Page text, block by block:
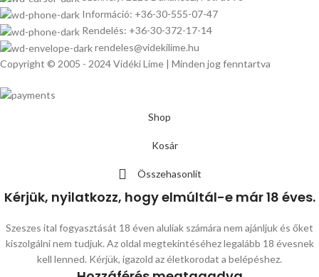
Információ: +36-30-555-07-47
Rendelés: +36-30-372-17-14
rendeles@videkilime.hu
Copyright © 2005 - 2024 Vidéki Lime | Minden jog fenntartva
Shop
Kosár
Összehasonlít
Kérjük, nyilatkozz, hogy elmúltál-e már 18 éves.
Szeszes ital fogyasztását 18 éven aluliak számára nem ajánljuk és őket
kiszolgálni nem tudjuk. Az oldal megtekintéséhez legalább 18 évesnek
kell lenned. Kérjük, igazold az életkorodat a belépéshez.